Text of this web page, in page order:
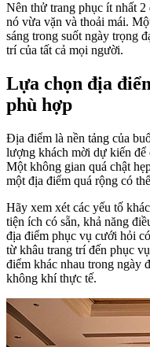
Nên thử trang phục ít nhất
nó vừa vặn và thoải mái.
sáng trong suốt ngày trọng
trí của tất cả mọi người.
Lựa chọn địa
phù hợp
Địa điểm là nền tảng của
lượng khách mời dự kiến để
Một không gian quá chật
một địa điểm quá rộng có
Hãy xem xét các yếu tố
tiện ích có sẵn, khả năng
địa điểm phục vụ cưới hỏi
từ khâu trang trí đến phục
điểm khác nhau trong ngày
không khí thực tế.